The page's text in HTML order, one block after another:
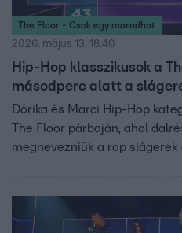
The Floor - Csak egy maradhat
2026. május 13. 18:40
Hip-Hop klasszikusok a
másodperc alatt a
Dórika és Marci Hip-Hop
The Floor párbaján, ahol
megnevezniük a rap slágerek